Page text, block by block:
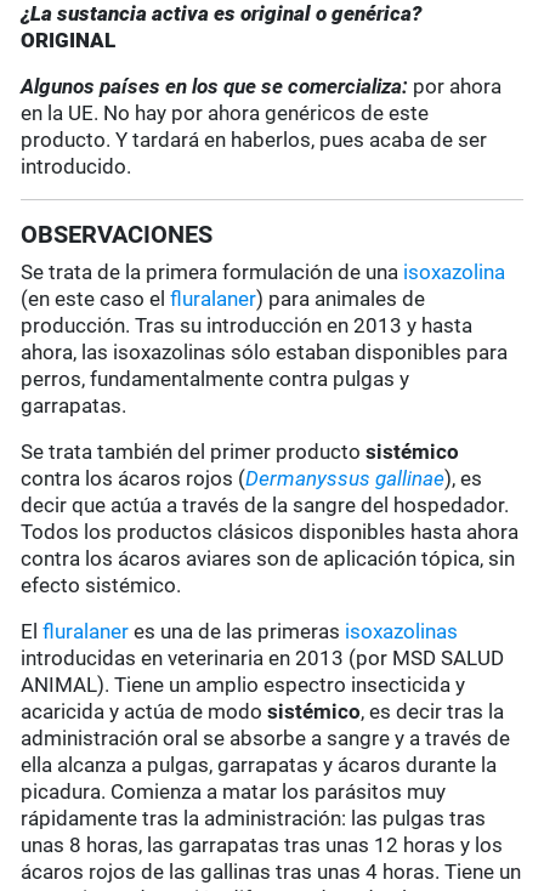
¿La sustancia activa es original o genérica?
ORIGINAL
Algunos países en los que se comercializa: por ahora
en la UE. No hay por ahora genéricos de este
producto. Y tardará en haberlos, pues acaba de ser
introducido.
OBSERVACIONES
Se trata de la primera formulación de una isoxazolina
(en este caso elfluralaner) para animales de
producción. Tras su introducción en 2013 y hasta
ahora, las isoxazolinas sólo estaban disponibles para
perros, fundamentalmente contra pulgas y
garrapatas.
Se trata también del primer productosistémico
contra los ácaros rojos (Dermanyssus gallinae), es
decir que actúa a través de la sangre del hospedador.
Todos los productos clásicos disponibles hasta ahora
contra los ácaros aviares son de aplicación tópica, sin
efecto sistémico.
Elfluralaner es una de las primeras isoxazolinas
introducidas en veterinaria en 2013 (por MSD SALUD
ANIMAL). Tiene un amplio espectro insecticida y
acaricida y actúa de modosistémico, es decir tras la
administración oral se absorbe a sangre y a través de
ella alcanza a pulgas, garrapatas y ácaros durante la
picadura. Comienza a matar los parásitos muy
rápidamente tras la administración: las pulgas tras
unas 8 horas, las garrapatas tras unas 12 horas y los
ácaros rojos de las gallinas tras unas 4 horas. Tiene un